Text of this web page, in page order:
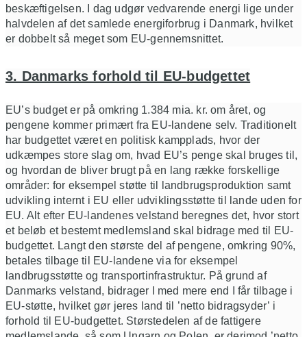
beskæftigelsen.
I dag udgør vedvarende energi lige under
halvdelen af det samlede energiforbrug i Danmark, hvilket
er dobbelt så meget som EU-gennemsnittet.
3. Danmarks forhold til EU-budgettet
EU’s budget er på omkring 1.384 mia. kr. om året, og
pengene kommer primært fra EU-landene selv. Traditionelt
har budgettet været en politisk kampplads, hvor der
udkæmpes store slag om, hvad EU’s penge skal bruges til,
og hvordan de bliver brugt på en lang række forskellige
områder: for eksempel støtte til landbrugsproduktion samt
udvikling internt i EU eller udviklingsstøtte til lande uden for
EU. Alt efter EU-landenes velstand beregnes det, hvor stort
et beløb et bestemt medlemsland skal bidrage med til EU-
budgettet. Langt den største del af pengene, omkring 90%,
betales tilbage til EU-landene via for eksempel
landbrugsstøtte og transportinfrastruktur. På grund af
Danmarks velstand, bidrager I med mere end I får tilbage i
EU-støtte, hvilket gør jeres land til ’netto bidragsyder’ i
forhold til EU-budgettet. Størstedelen af de fattigere